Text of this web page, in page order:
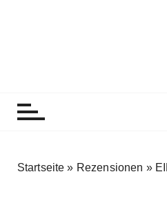
Startseite » Rezensionen »